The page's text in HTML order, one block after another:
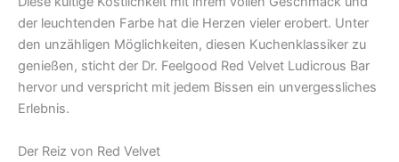
der leuchtenden Farbe hat die Herzen vieler erobert. Unter
den unzähligen Möglichkeiten, diesen Kuchenklassiker zu
genießen, sticht der Dr. Feelgood Red Velvet Ludicrous Bar
hervor und verspricht mit jedem Bissen ein unvergessliches
Erlebnis.
Der Reiz von Red Velvet